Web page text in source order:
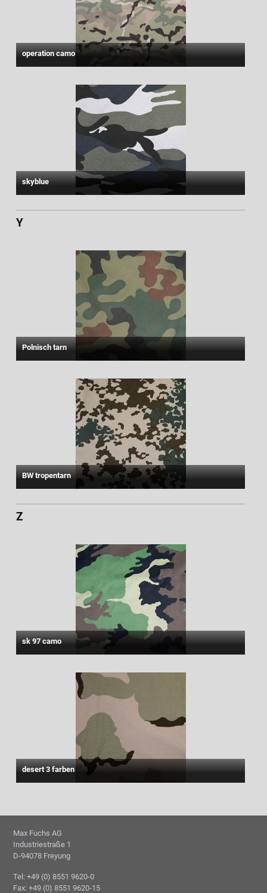
operation camo
skyblue
Y
Polnisch tarn
BW tropentarn
Z
sk 97 camo
desert 3 farben
Max Fuchs AG
Industriestraße 1
D-94078 Freyung
Tel: +49 (0) 8551 9620-0
Fax: +49 (0) 8551 9620-15